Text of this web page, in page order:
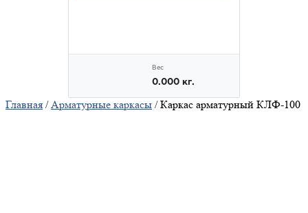
Главная /Арматурные каркасы / Каркас арматурный КЛФ-100